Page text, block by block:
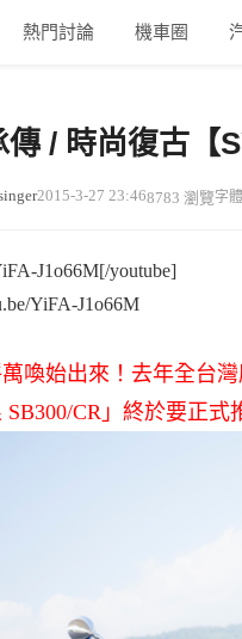
熱門討論 機車圈
/ 時尚復古【
2015-3-27 23:468783 瀏覽字
J1o66M[/youtube]
YiFA-J1o66M
始出來！去年全台灣
CR」終於要正式